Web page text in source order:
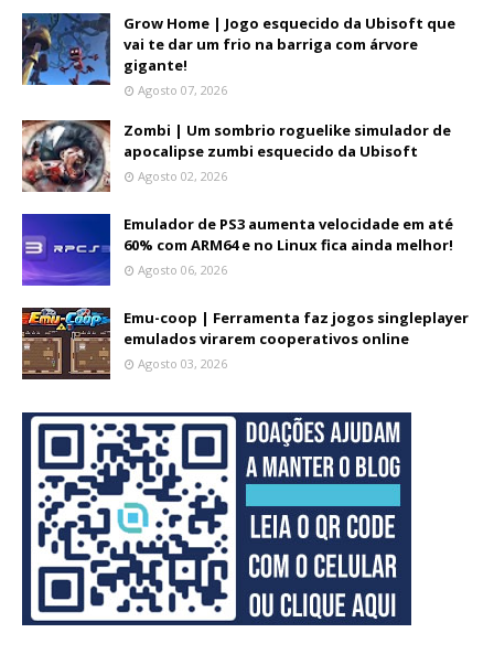
Grow Home | Jogo esquecido da Ubisoft que
vai te dar um frio na barriga com árvore
gigante!
Agosto 07, 2026
Zombi | Um sombrio roguelike simulador de
apocalipse zumbi esquecido da Ubisoft
Agosto 02, 2026
Emulador de PS3 aumenta velocidade em até
60% com ARM64 e no Linux fica ainda melhor!
Agosto 06, 2026
Emu-coop | Ferramenta faz jogos singleplayer
emulados virarem cooperativos online
Agosto 03, 2026